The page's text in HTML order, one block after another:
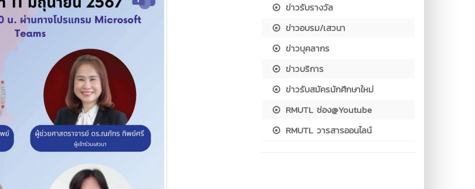
ข่าวรับรางวัล
ข่าวอบรม/เสวนา
ข่าวบุคลากร
ข่าวบริการ
ข่าวรับสมัครนักศึกษาใหม่
RMUTL ช่อง@Youtube
RMUTL วารสารออนไลน์